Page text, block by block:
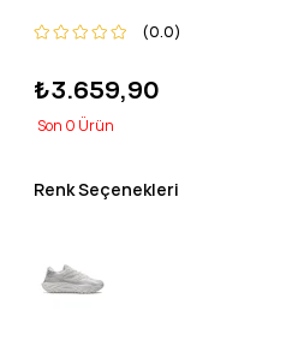
0.0
₺3.659,90
0
Renk Seçenekleri